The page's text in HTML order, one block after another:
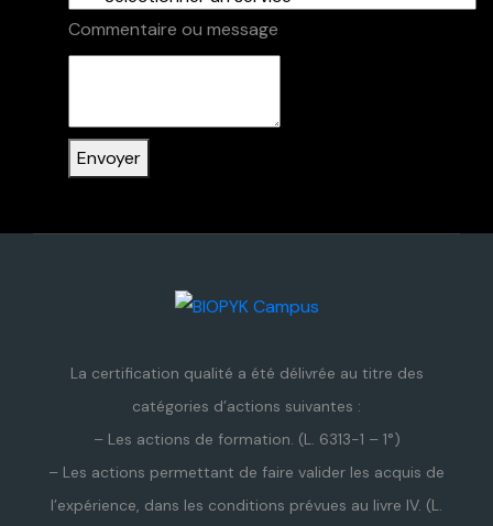
mail
Commentaire ou message
Envoyer
La certification qualité a été délivrée au titre des
catégories d’actions suivantes :
– Les actions de formation. (L. 6313-1 – 1°)
– Les actions permettant de faire valider les acquis de
l’expérience, dans les conditions prévues au livre IV. (L.